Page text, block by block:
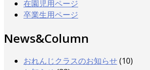
在園児用ページ
卒業生用ページ
News&Column
おれんじクラスのお知らせ(10)